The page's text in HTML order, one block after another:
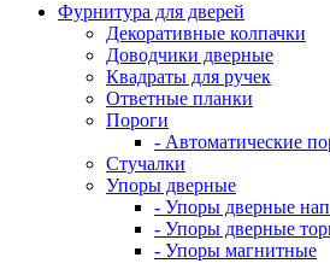
Фурнитура для дверей
Декоративные колпачки
Доводчики дверные
Квадраты для ручек
Ответные планки
Пороги
- Автоматические
Стучалки
Упоры дверные
- Упоры дверные
- Упоры дверные
- Упоры магнитные